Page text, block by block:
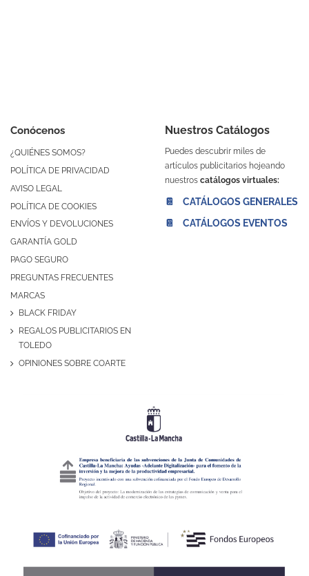
Conócenos
¿QUIÉNES SOMOS?
POLÍTICA DE PRIVACIDAD
AVISO LEGAL
POLÍTICA DE COOKIES
ENVÍOS Y DEVOLUCIONES
GARANTÍA GOLD
PAGO SEGURO
PREGUNTAS FRECUENTES
MARCAS
BLACK FRIDAY
REGALOS PUBLICITARIOS EN
TOLEDO
OPINIONES SOBRE COARTE
Nuestros Catálogos
Puedes descubrir miles de
artículos publicitarios hojeando
nuestros catálogos virtuales:
📔 CATÁLOGOS GENERALES
📔 CATÁLOGOS EVENTOS